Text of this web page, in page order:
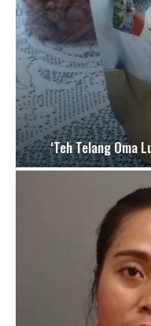
‘Teh Telang Oma